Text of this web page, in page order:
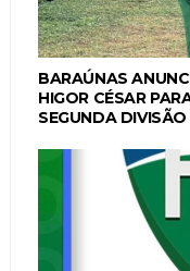
BARAÚNAS
HIGOR CÉSAR
SEGUNDA DIVISÃO